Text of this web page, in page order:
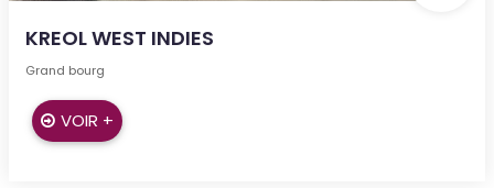
KREOL WEST INDIES
Grand bourg
VOIR +